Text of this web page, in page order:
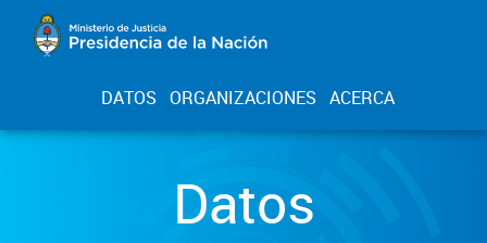
DATOS ORGANIZACIONES ACERCA
Datos